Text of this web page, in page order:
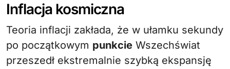
Inflacja kosmiczna
Teoria inflacji zakłada, że w ułamku sekundy
po początkowym punkcie Wszechświat
przeszedł ekstremalnie szybką ekspansję